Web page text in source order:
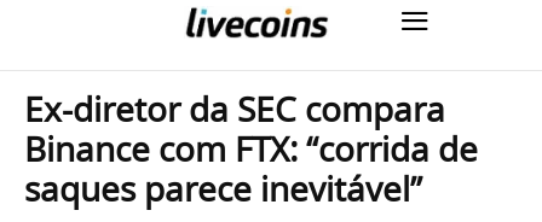
Ex-diretor da SEC compara
Binance com FTX: “corrida de
saques parece inevitável”